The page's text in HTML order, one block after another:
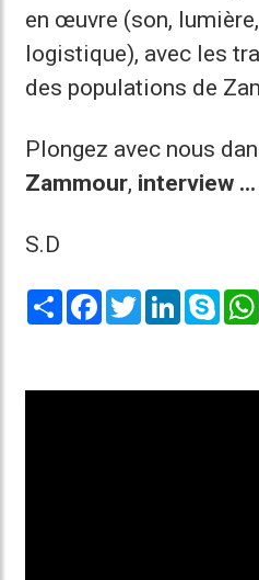
en œuvre (son,
logistique), avec les
des populations de
Plongez avec nous
Zammour, interview ...
S.D
Share Facebook
TwitterLinkedInSkype